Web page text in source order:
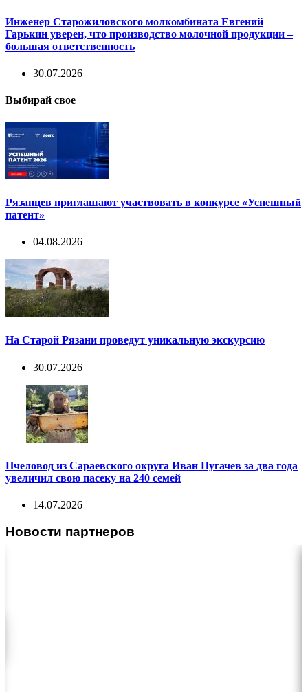
Инженер Старожиловского молкомбината Евгений
Гарькин уверен, что производство молочной продукции –
большая ответственность
30.07.2026
Выбирай свое
Рязанцев приглашают участвовать в конкурсе «Успешный
патент»
04.08.2026
На Старой Рязани проведут уникальную экскурсию
30.07.2026
Пчеловод из Сараевского округа Иван Пугачев за два года
увеличил свою пасеку на 240 семей
14.07.2026
Новости партнеров